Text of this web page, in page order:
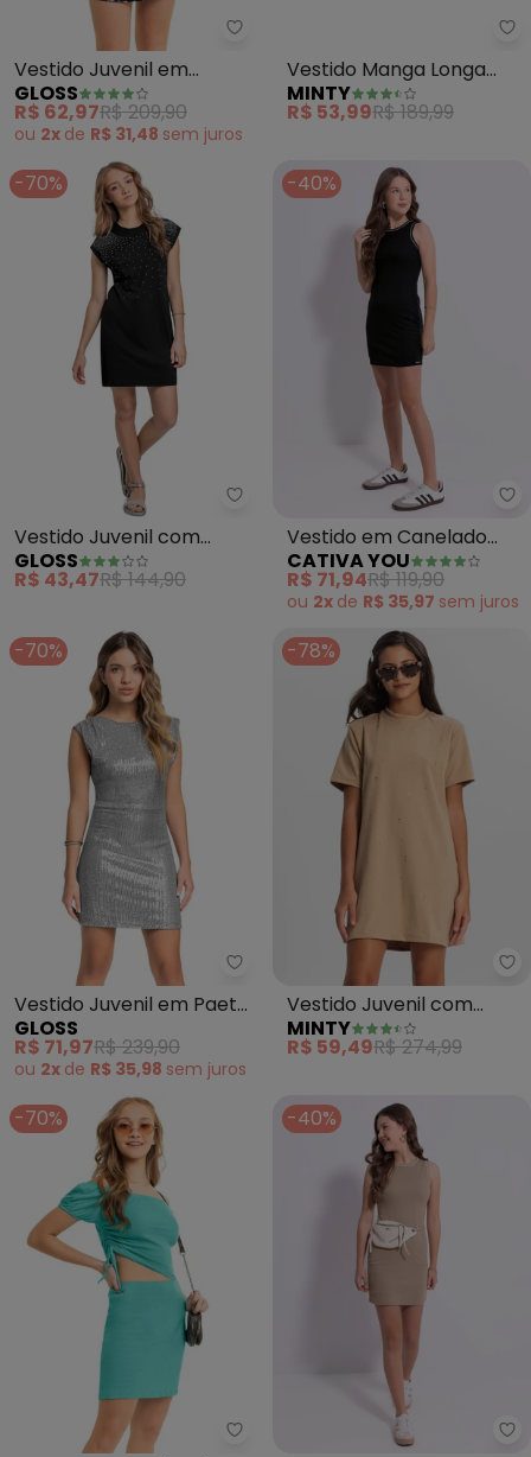
Gloss - Vestido Juvenil em
Vestido Juvenil em
Viscose Sarjada (Preto)
GLOSS
R$ 62,97R$ 209,90
ou 2x de R$ 31,48 sem juros
Vestido Manga Longa
Juvenil (Preto)
MINTY
R$ 53,99R$ 189,99
-70%
Gloss - Vestido Juvenil com
Vestido Juvenil com
Strass (Preto)
GLOSS
R$ 43,47R$ 144,90
-40%
Vestido em Canelado
(Preto)
CATIVA YOU
R$ 71,94R$ 119,90
ou 2x de R$ 35,97 sem juros
-70%
Vestido Juvenil em Paetê
Brilhante (Cinza)
GLOSS
R$ 71,97R$ 239,90
ou 2x de R$ 35,98 sem juros
-78%
Vestido Juvenil com
Strass (Marrom)
MINTY
R$ 59,49R$ 274,99
-70%
Gloss - Vestido Juvenil (Azul)
-40%